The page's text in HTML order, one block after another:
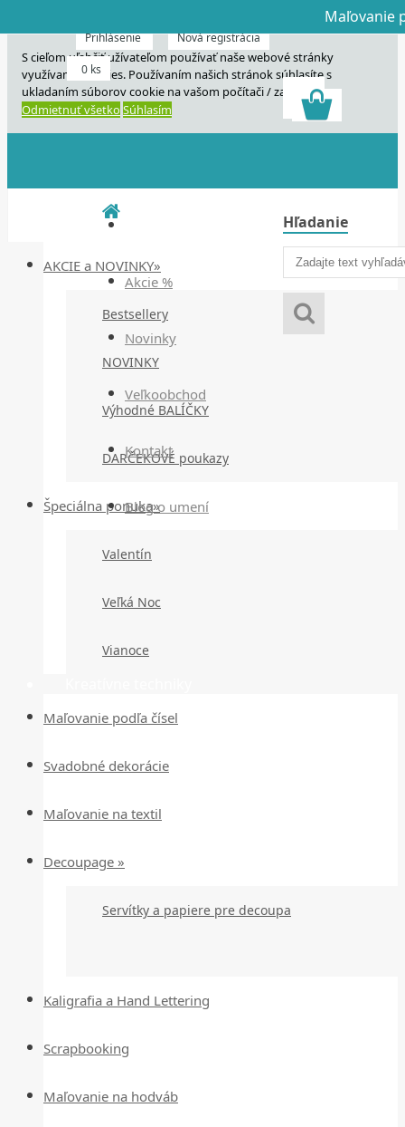
S cieľom uľahčiť užívateľom používať naše webové stránky
využívame cookies. Používaním našich stránok súhlasíte s
ukladaním súborov cookie na vašom počítači / zariadení.
Odmietnuť všetko Súhlasím
Akcie %
Novinky
Veľkoobchod
Kontakt
Blog o umení
Hľadanie
Prihlásenie Nová registrácia
0 ks
AKCIE a NOVINKY»
Bestsellery
NOVINKY
Výhodné BALÍČKY
DARČEKOVÉ poukazy
Špeciálna ponuka»
Valentín
Veľká Noc
Vianoce
Maľovanie podľa čísel
Svadobné dekorácie
Maľovanie na textil
Decoupage »
Servítky a papiere pre decoupa
Kaligrafia a Hand Lettering
Scrapbooking
Maľovanie na hodváb
Dnes
Dnes veľký
Maľovanie